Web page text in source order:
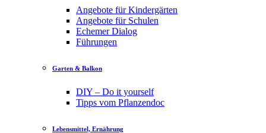
Angebote für Kindergärten
Angebote für Schulen
Echemer Dialog
Führungen
Garten & Balkon
DIY – Do it yourself
Tipps vom Pflanzendoc
Lebensmittel, Ernährung